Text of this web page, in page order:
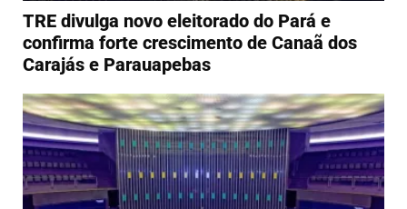
TRE divulga novo eleitorado do Pará e
confirma forte crescimento de Canaã dos
Carajás e Parauapebas